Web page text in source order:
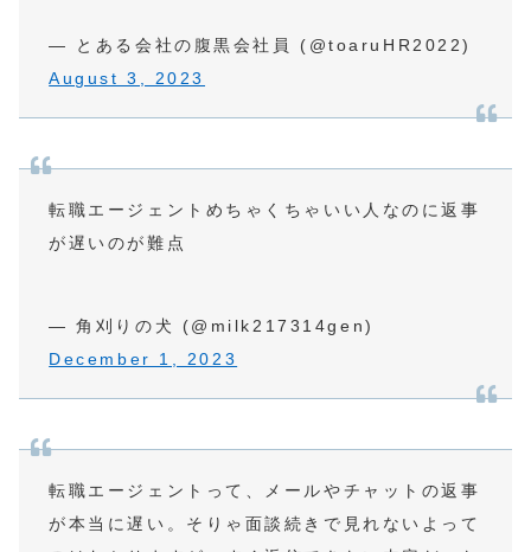
— とある会社の腹黒会社員 (@toaruHR2022)
August 3, 2023
転職エージェントめちゃくちゃいい人なのに返事
が遅いのが難点
— 角刈りの犬 (@milk217314gen)
December 1, 2023
転職エージェントって、メールやチャットの返事
が本当に遅い。そりゃ面談続きで見れないよって